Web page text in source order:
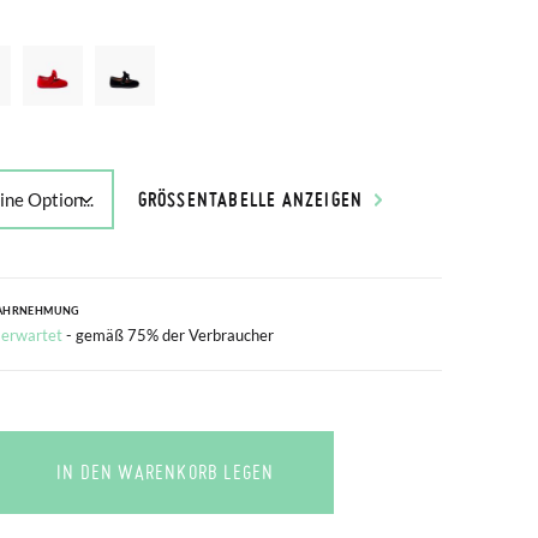
GRÖSSENTABELLE ANZEIGEN
erwartet - gemäß 75% der Verbraucher
IN DEN WARENKORB LEGEN